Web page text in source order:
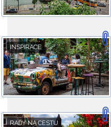
INSPIRACE
RADY NA CESTU